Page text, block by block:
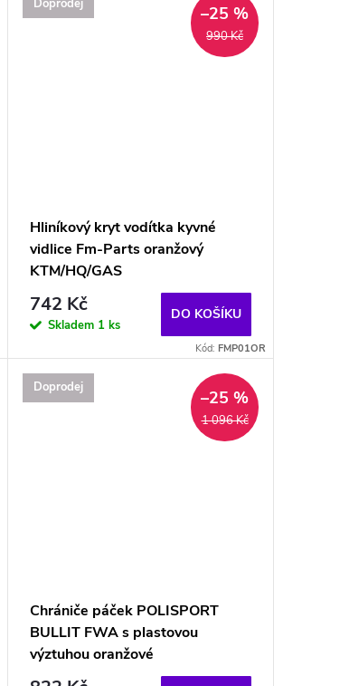
Doprodej
990 Kč
–25 %
Hliníkový kryt vodítka kyvné
vidlice Fm-Parts oranžový
KTM/HQ/GAS
742 Kč
Skladem 1 ks
DO KOŠÍKU
Kód: FMP01OR
Doprodej
1 096 Kč
–25 %
Chrániče páček POLISPORT
BULLIT FWA s plastovou
výztuhou oranžové